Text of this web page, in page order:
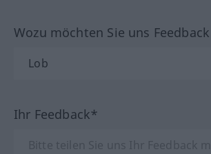
Wozu möchten Sie uns
Ihr Feedback*